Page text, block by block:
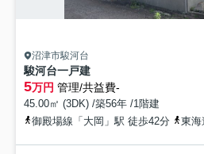
沼津市駿河台
駿河台一戸建
5万円 管理/共益費-
45.00㎡ (3DK) /築56年 /1階建
御殿場線「大岡」駅 徒歩42分
東海